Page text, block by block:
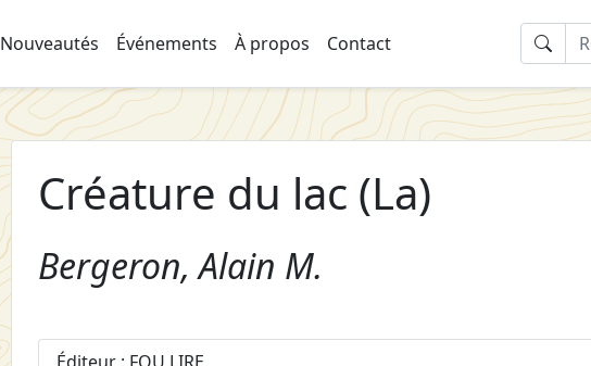
Nouveautés Événements À propos Contact
Créature du lac (La)
Bergeron, Alain M.